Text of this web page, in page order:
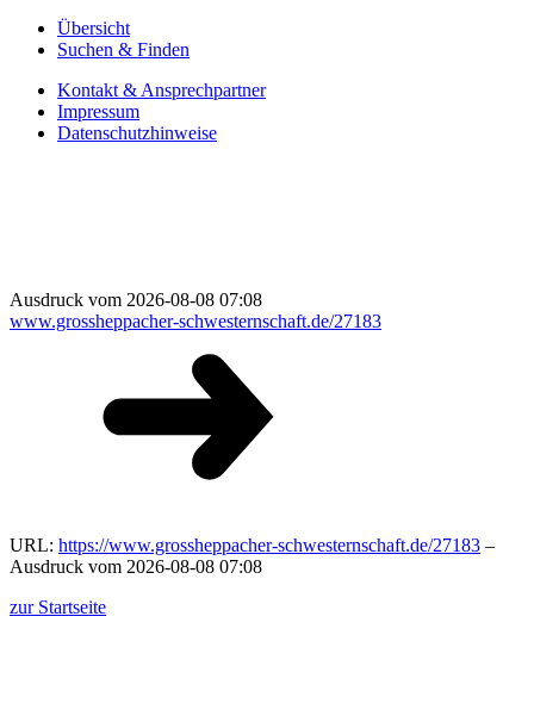
Übersicht
Suchen & Finden
Kontakt & Ansprechpartner
Impressum
Datenschutzhinweise
Ausdruck vom 2026-08-08 07:08
www.grossheppacher-schwesternschaft.de/27183
URL: https://www.grossheppacher-schwesternschaft.de/27183 –
Ausdruck vom 2026-08-08 07:08
zur Startseite